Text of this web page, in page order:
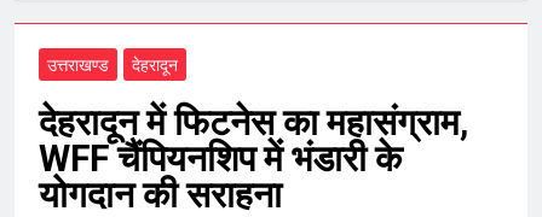
उत्तराखण्ड देहरादून
देहरादून में फिटनेस का महासंग्राम,
WFF चैंपियनशिप में भंडारी के
योगदान की सराहना